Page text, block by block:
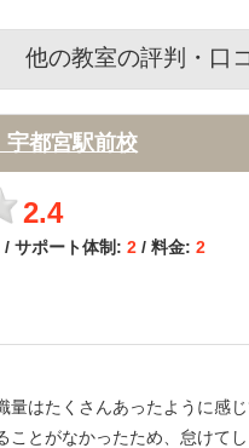
他の教室の評判・口
宇都宮駅前校
2.4
/ サポート体制: 2 / 料金: 2
量はたくさんあったように感
とがなかったため、怠けてし